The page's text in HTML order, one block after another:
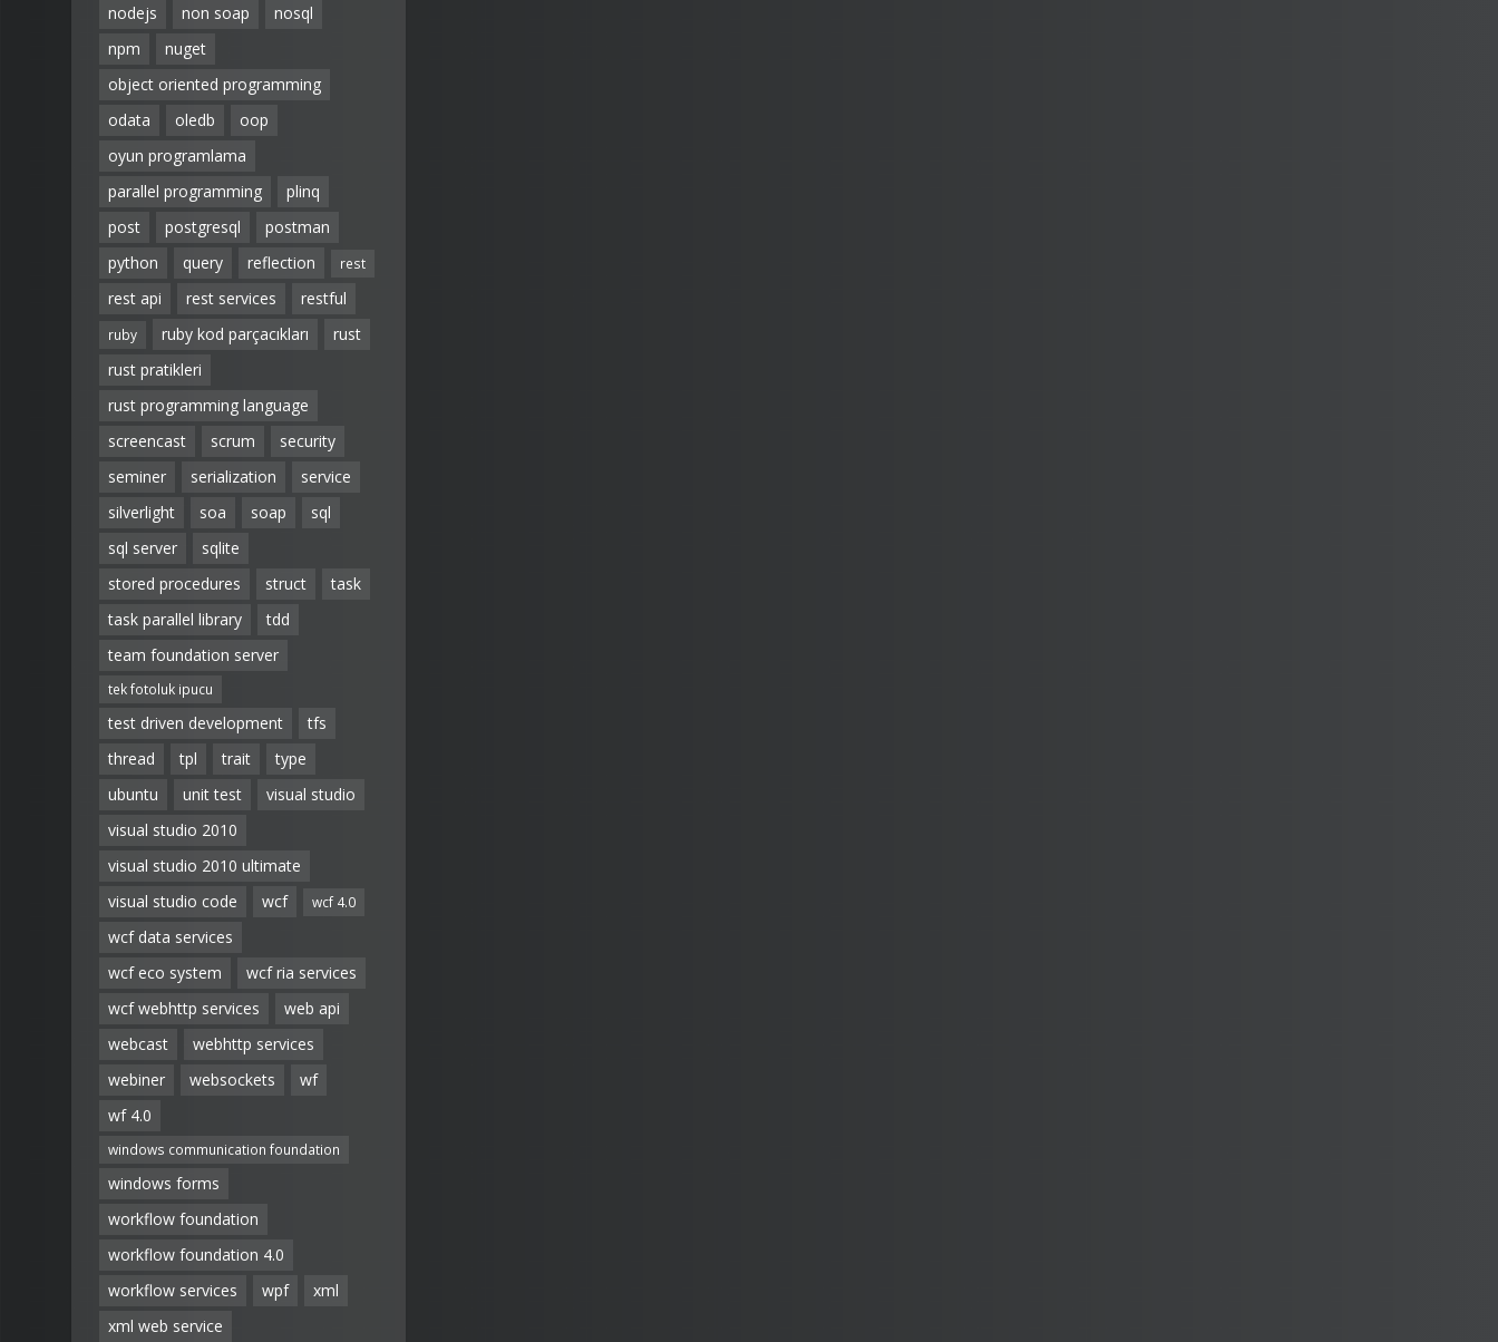
nodejs
non soap
nosql
npm
nuget
object oriented programming
odata
oledb
oop
oyun programlama
parallel programming
plinq
post
postgresql
postman
python
query reflection rest
rest api rest services restful
ruby ruby kod parçacıkları
rust
rust pratikleri
rust programming language
screencast
scrum
security
seminer
serialization
service
silverlight
soa soap
sql
sql server
sqlite
stored procedures
struct
task
task parallel library
tdd
team foundation server
tek fotoluk ipucu
test driven development
tfs
thread
tpl trait
type
ubuntu
unit test
visual studio
visual studio 2010
visual studio 2010 ultimate
visual studio code
wcf wcf 4.0
wcf data services
wcf eco system
wcf ria services
wcf webhttp services
web api
webcast
webhttp services
webiner
websockets
wf
wf 4.0
windows communication foundation
windows forms
workflow foundation
workflow foundation 4.0
workflow services
wpf
xml
xml web service